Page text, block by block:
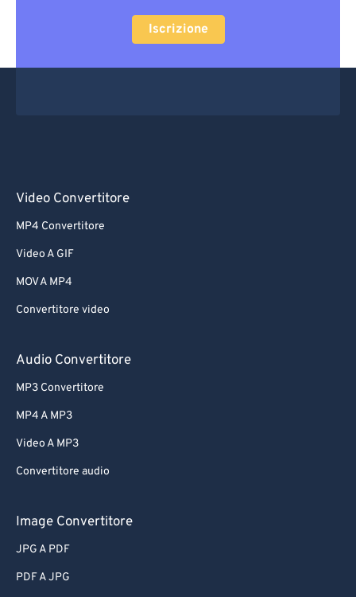
Iscrizione
Video Convertitore
MP4 Convertitore
Video A GIF
MOV A MP4
Convertitore video
Audio Convertitore
MP3 Convertitore
MP4 A MP3
Video A MP3
Convertitore audio
Image Convertitore
JPG A PDF
PDF A JPG